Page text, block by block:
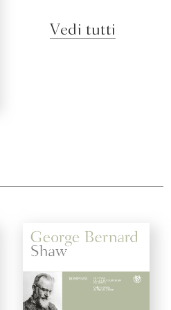
Vedi tutti